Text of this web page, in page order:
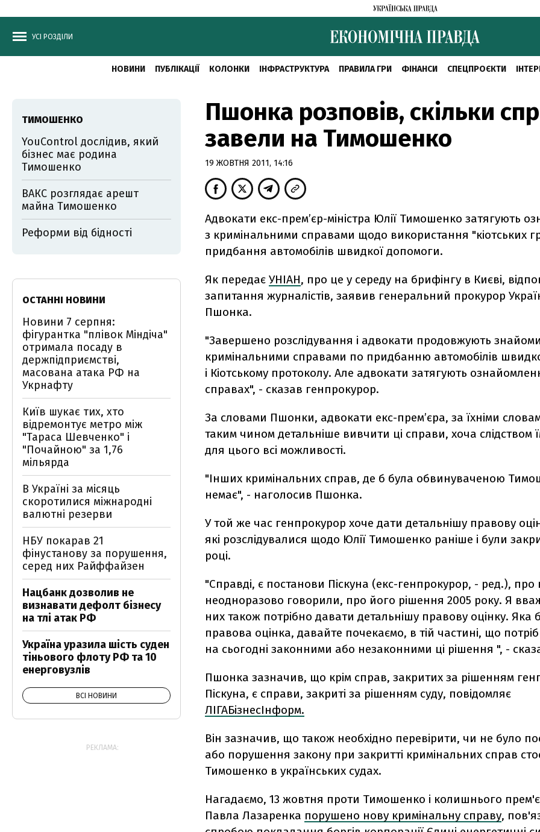
УСІ РОЗДІЛИ
НОВИНИ ПУБЛІКАЦІЇ КОЛОНКИ ІНФРАСТРУКТУРА ПРАВИЛА ГРИ ФІНАНСИ СПЕЦПРОЄКТИ
Пшонка розповів, скільки
завели на Тимошенко
19 ЖОВТНЯ 2011, 14:16
Адвокати екс-прем’єр-міністра Юлії Тимошенко затягують
з кримінальними справами щодо використання "кіотських
придбання автомобілів швидкої допомоги.
Як передає УНІАН, про це у середу на брифінгу в Києві,
запитання журналістів, заявив генеральний прокурор
Пшонка.
"Завершено розслідування і адвокати продовжують
кримінальними справами по придбанню автомобілів
і Кіотському протоколу. Але адвокати затягують
справах", - сказав генпрокурор.
За словами Пшонки, адвокати екс-прем’єра, за їхніми
таким чином детальніше вивчити ці справи, хоча слідством
для цього всі можливості.
"Інших кримінальних справ, де б була обвинуваченою
немає", - наголосив Пшонка.
У той же час генпрокурор хоче дати детальнішу правову
які розслідувалися щодо Юлії Тимошенко раніше і були
році.
"Справді, є постанови Піскуна (екс-генпрокурор, - ред.), про
неодноразово говорили, про його рішення 2005 року. Я
них також потрібно давати детальнішу правову оцінку. Яка
правова оцінка, давайте почекаємо, в тій частині, що
на сьогодні законними або незаконними ці рішення ", -
Пшонка зазначив, що крім справ, закритих за рішенням
Піскуна, є справи, закриті за рішенням суду, повідомляє
ЛІГАБізнесІнформ.
Він зазначив, що також необхідно перевірити, чи не було
або порушення закону при закритті кримінальних справ
Тимошенко в українських судах.
Нагадаємо, 13 жовтня проти Тимошенко і колишнього
Павла Лазаренка порушено нову кримінальну справу,
ТИМОШЕНКО
YouControl дослідив, який
бізнес має родина
Тимошенко
ВАКС розглядає арешт
майна Тимошенко
Реформи від бідності
ОСТАННІ НОВИНИ
Новини 7 серпня:
фігурантка "плівок Міндіча"
отримала посаду в
держпідприємстві,
масована атака РФ на
Укрнафту
Київ шукає тих, хто
відремонтує метро між
"Тараса Шевченко" і
"Почайною" за 1,76
мільярда
В Україні за місяць
скоротилися міжнародні
валютні резерви
НБУ покарав 21
фінустанову за порушення,
серед них Райффайзен
Нацбанк дозволив не
визнавати дефолт бізнесу
на тлі атак РФ
Україна уразила шість суден
тіньового флоту РФ та 10
енерговузлів
ВСІ НОВИНИ
РЕКЛАМА: